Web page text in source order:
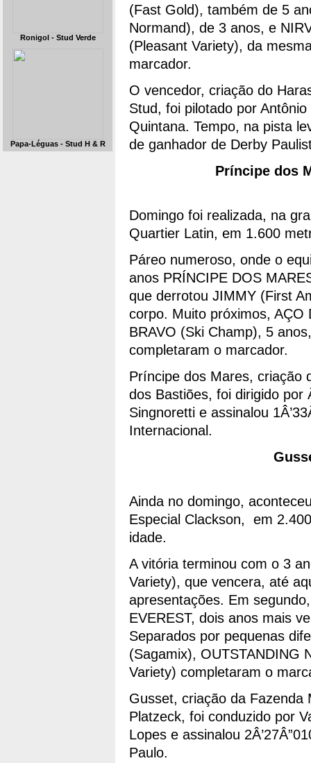
Ronigol - Stud Verde
Papa-Léguas - Stud H & R
(Fast Gold), também de 5
Normand), de 3 anos, e
(Pleasant Variety), da
marcador.
O vencedor, criação do
Stud, foi pilotado por
Quintana. Tempo, na pista
de ganhador de Derby
Príncipe dos
Domingo foi realizada, na
Quartier Latin, em 1.600
Páreo numeroso, onde o
anos PRÍNCIPE DOS
que derrotou JIMMY (First
corpo. Muito próximos, AÇO
BRAVO (Ski Champ), 5
completaram o marcador.
Príncipe dos Mares, criação
dos Bastiões, foi dirigido por
Singnoretti e assinalou
Internacional.
Ainda no domingo,
Especial Clackson, em
idade.
A vitória terminou com o 3
Variety), que vencera, até
apresentações. Em
EVEREST, dois anos mais
Separados por pequenas
(Sagamix), OUTSTANDING
Variety) completaram o
Gusset, criação da Fazenda
Platzeck, foi conduzido por
Lopes e assinalou
Paulo.